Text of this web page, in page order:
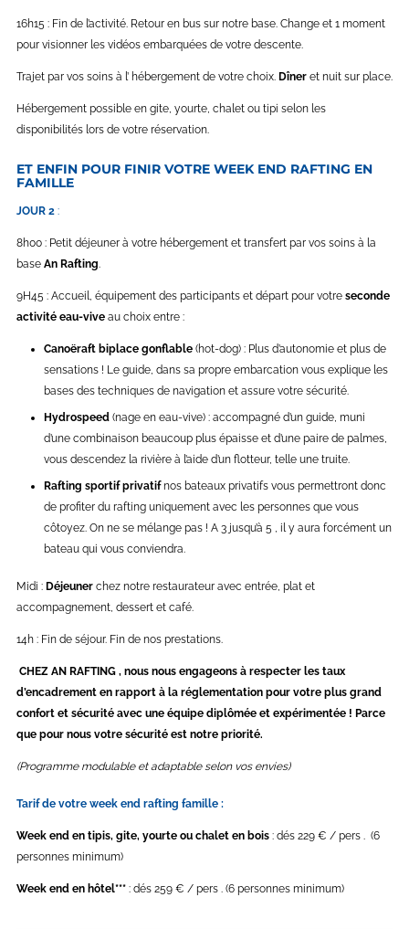
16h15 : Fin de l’activité. Retour en bus sur notre base. Change et 1 moment
pour visionner les vidéos embarquées de votre descente.
Trajet par vos soins à l’ hébergement de votre choix. Dîner et nuit sur place.
Hébergement possible en gite, yourte, chalet ou tipi selon les
disponibilités lors de votre réservation.
ET ENFIN POUR FINIR VOTRE WEEK END RAFTING EN
FAMILLE
JOUR 2 :
8h00 : Petit déjeuner à votre hébergement et transfert par vos soins à la
base An Rafting.
9H45 : Accueil, équipement des participants et départ pour votre seconde
activité eau-vive au choix entre :
Canoëraft biplace gonflable (hot-dog) : Plus d’autonomie et plus de
sensations ! Le guide, dans sa propre embarcation vous explique les
bases des techniques de navigation et assure votre sécurité.
Hydrospeed (nage en eau-vive) : accompagné d’un guide, muni
d’une combinaison beaucoup plus épaisse et d’une paire de palmes,
vous descendez la rivière à l’aide d’un flotteur, telle une truite.
Rafting sportif privatifnos bateaux privatifs vous permettront donc
de profiter du rafting uniquement avec les personnes que vous
côtoyez. On ne se mélange pas ! A 3 jusqu’à 5 , il y aura forcément un
bateau qui vous conviendra.
Midi : Déjeuner chez notre restaurateur avec entrée, plat et
accompagnement, dessert et café.
14h : Fin de séjour. Fin de nos prestations.
CHEZ AN RAFTING , nous nous engageons à respecter les taux
d’encadrement en rapport à la réglementation pour votre plus grand
confort et sécurité avec une équipe diplômée et expérimentée ! Parce
que pour nous votre sécurité est notre priorité.
(Programme modulable et adaptable selon vos envies)
Tarif de votre week end rafting famille :
Week end en tipis, gite, yourte ou chalet en bois : dés 229 € / pers . (6
personnes minimum)
Week end en hôtel*** : dés 259 € / pers . (6 personnes minimum)